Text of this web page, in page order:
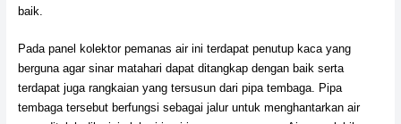
baik.
Pada panel kolektor pemanas air ini terdapat penutup kaca yang
berguna agar sinar matahari dapat ditangkap dengan baik serta
terdapat juga rangkaian yang tersusun dari pipa tembaga. Pipa
tembaga tersebut berfungsi sebagai jalur untuk menghantarkan air